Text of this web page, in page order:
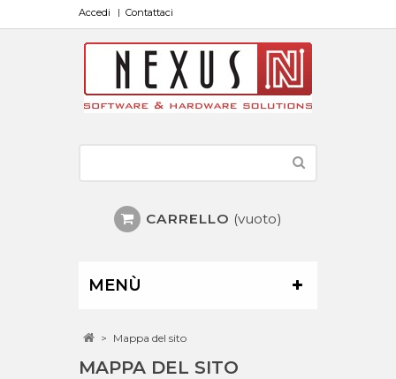
Accedi Contattaci
CARRELLO (vuoto)
MENÙ
> Mappa del sito
MAPPA DEL SITO